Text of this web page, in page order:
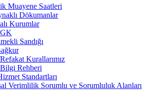
Muayene Saatleri
Dökumanlar
Kurumlar
Sandığı
Kurallarımız
Rehberi
Standartları
Verimlilik Sorumlu ve Sorumluluk Alanları